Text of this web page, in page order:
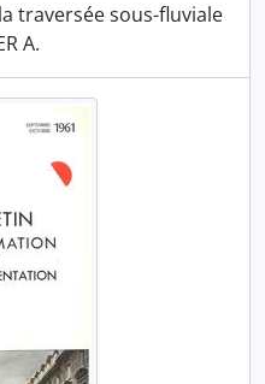
traversée sous-fluviale
A.